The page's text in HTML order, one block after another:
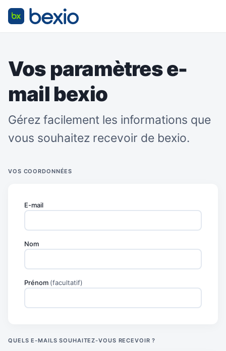
Vos paramètres e-
mail bexio
Gérez facilement les informations que
vous souhaitez recevoir de bexio.
VOS COORDONNÉES
E-mail
Nom
Prénom (facultatif)
QUELS E-MAILS SOUHAITEZ-VOUS RECEVOIR ?